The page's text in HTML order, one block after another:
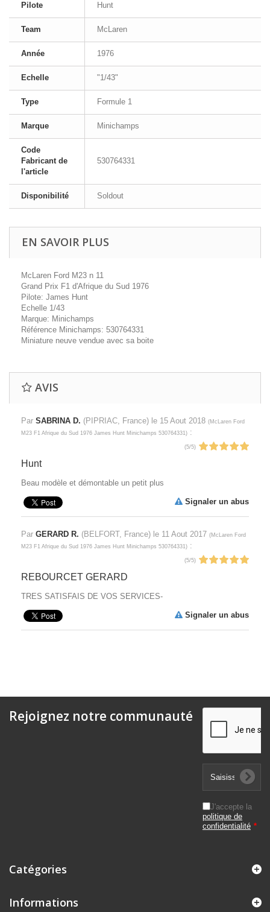
Pilote Hunt
Team McLaren
Année 1976
Echelle "1/43"
Type Formule 1
Marque Minichamps
Code
Fabricant de
l'article
530764331
Disponibilité Soldout
EN SAVOIR PLUS
McLaren Ford M23 n 11
Grand Prix F1 d'Afrique du Sud 1976
Pilote: James Hunt
Echelle 1/43
Marque: Minichamps
Référence Minichamps: 530764331
Miniature neuve vendue avec sa boite
AVIS
Par SABRINA D. (PIPRIAC, France) le 15 Aout 2018 (McLaren Ford
M23 F1 Afrique du Sud 1976 James Hunt Minichamps 530764331) :
(5/5)
Hunt
Beau modèle et démontable un petit plus
Signaler un abus
Par GERARD R. (BELFORT, France) le 11 Aout 2017 (McLaren Ford
M23 F1 Afrique du Sud 1976 James Hunt Minichamps 530764331) :
(5/5)
REBOURCET GERARD
TRES SATISFAIS DE VOS SERVICES-
Signaler un abus
Rejoignez notre communauté
J'accepte la
politique de
confidentialité *
Catégories
Informations